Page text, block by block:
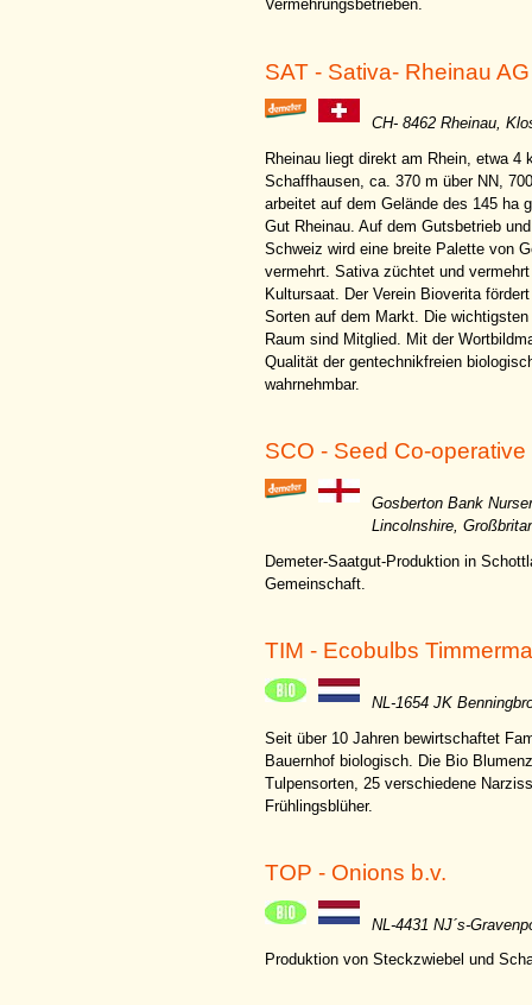
Vermehrungsbetrieben.
SAT - Sativa- Rheinau AG
CH- 8462 Rheinau,
Rheinau liegt direkt am Rhein, etwa 4
Schaffhausen, ca. 370 m über NN,
arbeitet auf dem Gelände des 145 ha
Gut Rheinau. Auf dem Gutsbetrieb
Schweiz wird eine breite Palette von
vermehrt. Sativa züchtet und
Kultursaat. Der Verein Bioverita
Sorten auf dem Markt. Die
Raum sind Mitglied. Mit der
Qualität der gentechnikfreien
wahrnehmbar.
SCO - Seed Co-operative
Gosberton Bank
Lincolnshire,
Demeter-Saatgut-Produktion in
Gemeinschaft.
TIM - Ecobulbs
NL-1654 JK
Seit über 10 Jahren bewirtschaftet
Bauernhof biologisch. Die Bio
Tulpensorten, 25 verschiedene
Frühlingsblüher.
TOP - Onions b.v.
NL-4431 NJ´s-
Produktion von Steckzwiebel und